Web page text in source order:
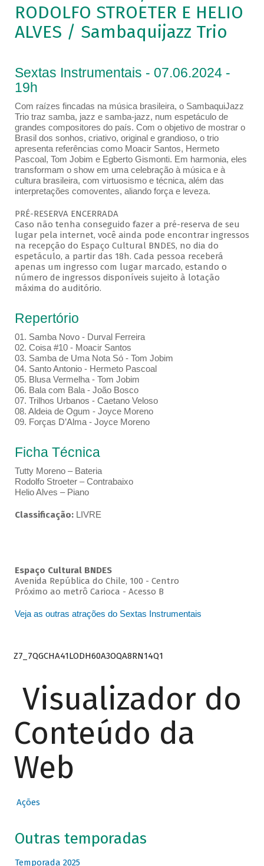
RODOLFO STROETER E HELIO
ALVES / Sambaquijazz Trio
Sextas Instrumentais - 07.06.2024 -
19h
Com raízes fincadas na música brasileira, o SambaquiJazz
Trio traz samba, jazz e samba-jazz, num espetáculo de
grandes compositores do país. Com o objetivo de mostrar o
Brasil dos sonhos, criativo, original e grandioso, o trio
apresenta referências como Moacir Santos, Hermeto
Pascoal, Tom Jobim e Egberto Gismonti. Em harmonia, eles
transformam o show em uma celebração à música e à
cultura brasileira, com virtuosismo e técnica, além das
interpretações comoventes, aliando força e leveza.
PRÉ-RESERVA ENCERRADA
Caso não tenha conseguido fazer a pré-reserva de seu
lugar pela internet, você ainda pode encontrar ingressos
na recepção do Espaço Cultural BNDES, no dia do
espetáculo, a partir das 18h. Cada pessoa receberá
apenas um ingresso com lugar marcado, estando o
número de ingressos disponíveis sujeito à lotação
máxima do auditório.
Repertório
01. Samba Novo - Durval Ferreira
02. Coisa #10 - Moacir Santos
03. Samba de Uma Nota Só - Tom Jobim
04. Santo Antonio - Hermeto Pascoal
05. Blusa Vermelha - Tom Jobim
06. Bala com Bala - João Bosco
07. Trilhos Urbanos - Caetano Veloso
08. Aldeia de Ogum - Joyce Moreno
09. Forças D’Alma - Joyce Moreno
Ficha Técnica
Tutty Moreno – Bateria
Rodolfo Stroeter – Contrabaixo
Helio Alves – Piano
Classificação: LIVRE
Espaço Cultural BNDES
Avenida República do Chile, 100 - Centro
Próximo ao metrô Carioca - Acesso B
Veja as outras atrações do Sextas Instrumentais
Z7_7QGCHA41LODH60A3OQA8RN14Q1
Visualizador do
Conteúdo da
Web
Ações
Outras temporadas
Temporada 2025